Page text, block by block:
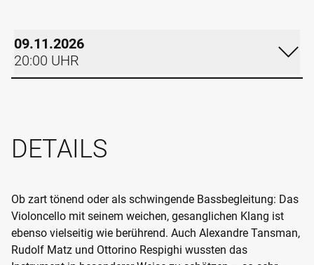
09.11.2026
20:00 UHR
MONTAG
20:00 UHR
KLEINER SAAL
Im Kalender eintragen
Termin teilen
DETAILS
Ob zart tönend oder als schwingende Bassbegleitung: Das
Violoncello mit seinem weichen, gesanglichen Klang ist
ebenso vielseitig wie berührend. Auch Alexandre Tansman,
Rudolf Matz und Ottorino Respighi wussten das